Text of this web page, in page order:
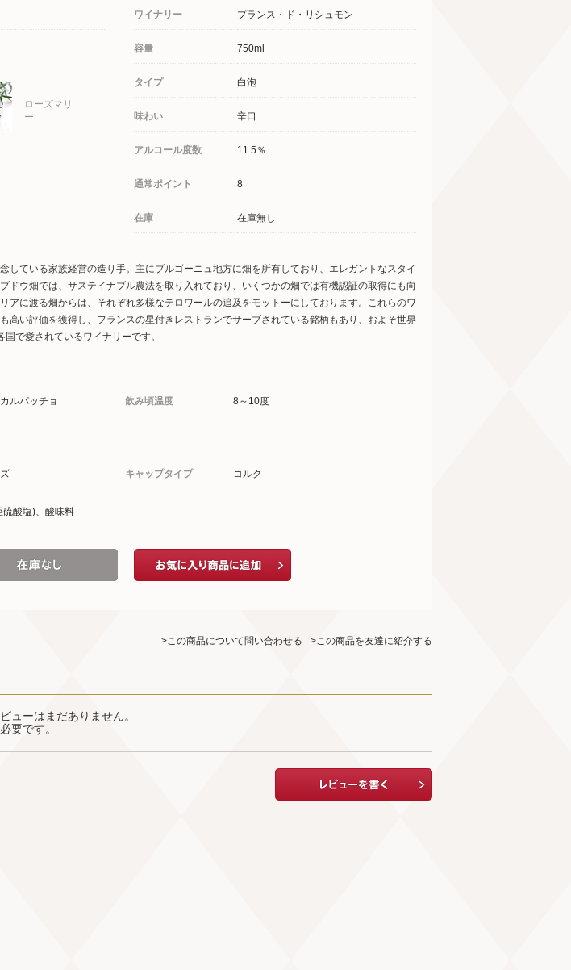
ワイナリー プランス・ド・リシュモン
容量 750ml
タイプ 白泡
味わい 辛口
アルコール度数 11.5％
通常ポイント 8
在庫 在庫無し
ローズマリ
ー
している家族経営の造り手。主にブルゴーニュ地方に畑を所有しており、エレガントなスタイ
ドウ畑では、サステイナブル農法を取り入れており、いくつかの畑では有機認証の取得にも向
アに渡る畑からは、それぞれ多様なテロワールの追及をモットーにしております。これらのワ
高い評価を獲得し、フランスの星付きレストランでサーブされている銘柄もあり、およそ世界
で愛されているワイナリーです。
ルパッチョ 飲み頃温度 8～10度
キャップタイプ コルク
硫酸塩)、酸味料
>この商品について問い合わせる >この商品を友達に紹介する
ューはまだありません。
要です。